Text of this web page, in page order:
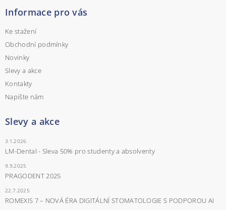
Informace pro vás
Ke stažení
Obchodní podmínky
Novinky
Slevy a akce
Kontakty
Napište nám
Slevy a akce
3.1.2026
LM-Dental - Sleva 50% pro studenty a absolventy
9.9.2025
PRAGODENT 2025
22.7.2025
ROMEXIS 7 – NOVÁ ÉRA DIGITÁLNÍ STOMATOLOGIE S PODPOROU AI